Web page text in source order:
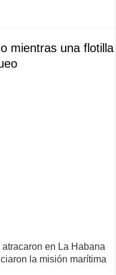
mientras una flotilla
en La Habana
la misión marítima